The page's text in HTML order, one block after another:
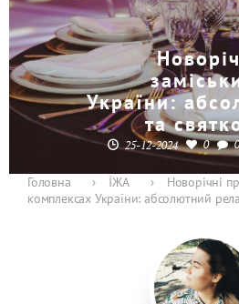
України:
та
25-12-2024 0 0
Головна › ЇЖА ›
Новорічні
комплексах України: абсолютний